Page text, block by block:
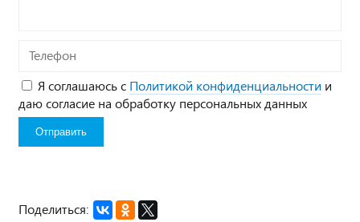
Телефон
Я соглашаюсь с Политикой конфиденциальности и
даю согласие на обработку персональных данных
Поделиться: